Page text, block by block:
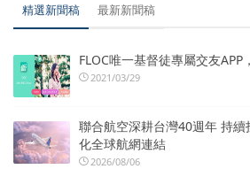
精選新聞稿 最新新聞稿
FLOC唯一基督徒專屬交友
2021/03/29
聯合航空深耕台灣40週年 持
化全球航網連結
2026/08/06